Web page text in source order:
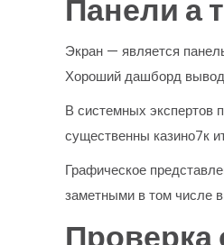
Панели а
Экран — является
Хороший дашборд
В системных экспертов
существенны казино7к
Графическое
заметными в том числе